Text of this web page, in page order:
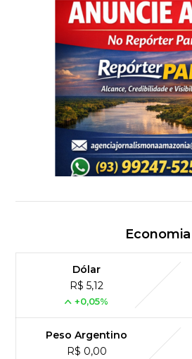
Economia
Dólar
R$ 5,12
+0,05%
Peso Argentino
R$ 0,00